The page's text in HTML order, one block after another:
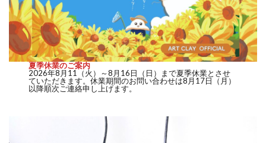
夏季休業のご案内
2026年8月11（火）～8月16日（日）まで夏季休業とさせ
ていただきます。休業期間のお問い合わせは8月17日（月）
以降順次ご連絡申し上げます。